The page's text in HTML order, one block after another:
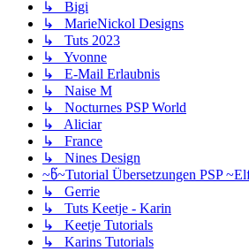
↳ Bigi
↳ MarieNickol Designs
↳ Tuts 2023
↳ Yvonne
↳ E-Mail Erlaubnis
↳ Naise M
↳ Nocturnes PSP World
↳ Aliciar
↳ France
↳ Nines Design
~წ~Tutorial Übersetzungen PSP
↳ Gerrie
↳ Tuts Keetje - Karin
↳ Keetje Tutorials
↳ Karins Tutorials